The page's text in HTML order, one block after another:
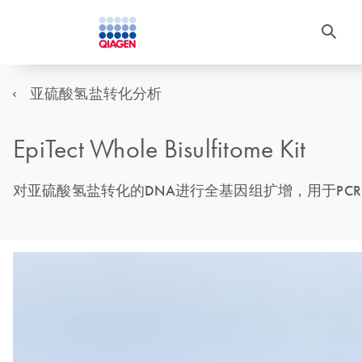
亚硫酸氢盐转化分析
EpiTect Whole Bisulfitome Kit
对亚硫酸氢盐转化的DNA进行全基因组扩增，用于